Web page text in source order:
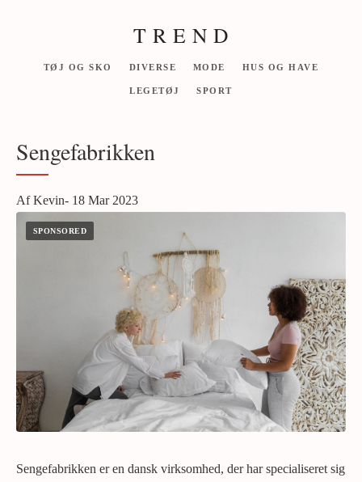
T R E N D
TØJ OG SKO DIVERSE MODE HUS OG HAVE
LEGETØJ SPORT
Sengefabrikken
Af Kevin- 18 Mar 2023
Sengefabrikken er en dansk virksomhed, der har specialiseret sig